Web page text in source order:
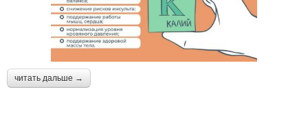
читать дальше →